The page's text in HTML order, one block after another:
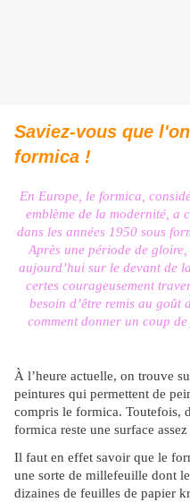
Saviez-vous que
formica !
En Europe, le formica,
emblème de la modernité, a
dans les années 1950 sous
Après une période de
aujourd’hui sur le devant de
certes courageusement
besoin d’être remis au
comment donner un coup
À l’heure actuelle, on trouve
peintures qui permettent de
compris le formica. Toutefois,
formica reste une surface
Il faut en effet savoir que le
une sorte de millefeuille dont
dizaines de feuilles de papier